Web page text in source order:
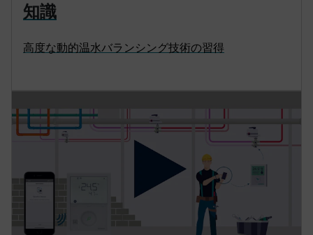
知識
高度な動的温水バランシング技術の習得